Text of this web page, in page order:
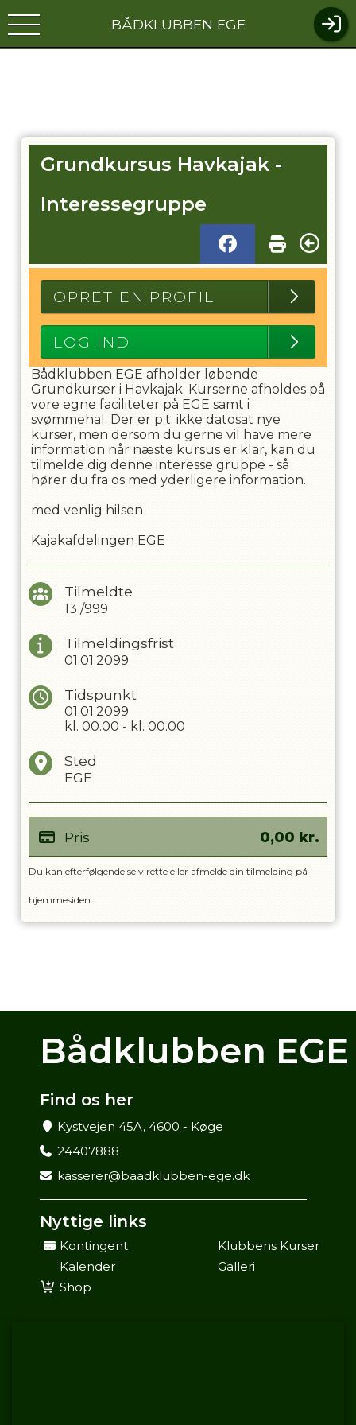
BÅDKLUBBEN EGE
Grundkursus Havkajak -
Interessegruppe
OPRET EN PROFIL
LOG IND
Bådklubben EGE afholder løbende
Grundkurser i Havkajak. Kurserne afholdes på
vore egne faciliteter på EGE samt i
svømmehal. Der er p.t. ikke datosat nye
kurser, men dersom du gerne vil have mere
information når næste kursus er klar, kan du
tilmelde dig denne interesse gruppe - så
hører du fra os med yderligere information.
med venlig hilsen
Kajakafdelingen EGE
Tilmeldte
13 /999
Tilmeldingsfrist
01.01.2099
Tidspunkt
01.01.2099
kl. 00.00 - kl. 00.00
Sted
EGE
Pris 0,00 kr.
Du kan efterfølgende selv rette eller afmelde din tilmelding på
hjemmesiden.
Bådklubben EGE
Find os her
Kystvejen 45A, 4600 - Køge
24407888
kasserer@baadklubben-ege.dk
Nyttige links
Kontingent
Klubbens Kurser
Kalender
Galleri
Shop